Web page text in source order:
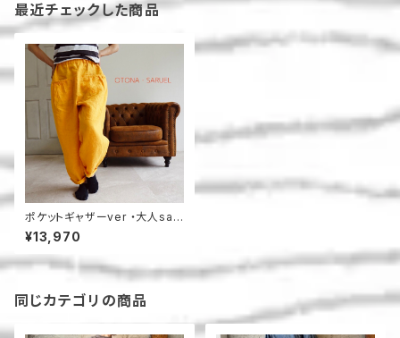
最近チェックした商品
ポケットギャザーver ・大人sar
uerupantu
¥13,970
同じカテゴリの商品